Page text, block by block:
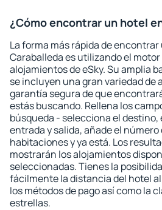
¿Cómo encontrar un hotel
La forma más rápida de
Caraballeda es utilizando el
alojamientos de eSky. Su amplia
se incluyen una gran variedad de
garantía segura de que
estás buscando. Rellena los
búsqueda - selecciona el destino,
entrada y salida, añade el número
habitaciones y ya está. Los
mostrarán los alojamientos
seleccionadas. Tienes la
fácilmente la distancia del hotel
los métodos de pago así como la
estrellas.